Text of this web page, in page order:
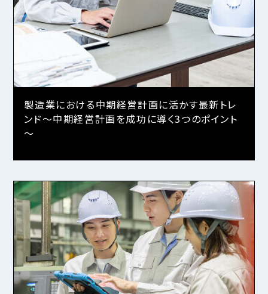
製造業における中期経営計画に活かす最新トレ
ンド～中期経営計画を成功に導く3つのポイント
～